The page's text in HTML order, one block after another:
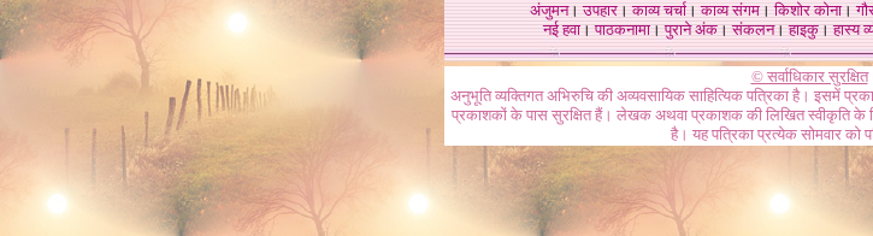
अंजुमन।उपहार।काव्य चर्चा।काव्य संगम।किशोर कोना।
नई हवा। पाठकनामा। पुराने अंक। संकलन। हाइकु। हास्य
© सर्वाधिकार सुरक्षित
अनुभूति व्यक्तिगत अभिरुचि की अव्यवसायिक साहित्यिक पत्रिका है। इसमें
प्रकाशकों के पास सुरक्षित हैं। लेखक अथवा प्रकाशक की लिखित स्वीकृति के
है। यह पत्रिका प्रत्येक सोमवार को